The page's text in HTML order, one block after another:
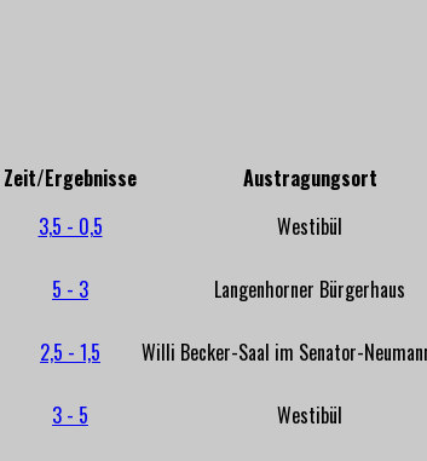
Zeit/Ergebnisse
Austragungsort
3,5 - 0,5 Westibül
5 - 3 Langenhorner Bürgerhaus
2,5 - 1,5 Willi Becker-Saal im Senator-
3 - 5 Westibül